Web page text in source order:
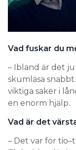
Vad fuskar du
– Ibland är det
skumläsa
viktiga saker i
en enorm hjälp.
Vad är det
– Det var för